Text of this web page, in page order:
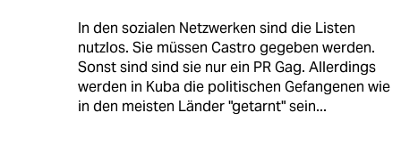
In den sozialen Netzwerken sind die Listen
nutzlos. Sie müssen Castro gegeben werden.
Sonst sind sind sie nur ein PR Gag. Allerdings
werden in Kuba die politischen Gefangenen wie
in den meisten Länder "getarnt" sein...